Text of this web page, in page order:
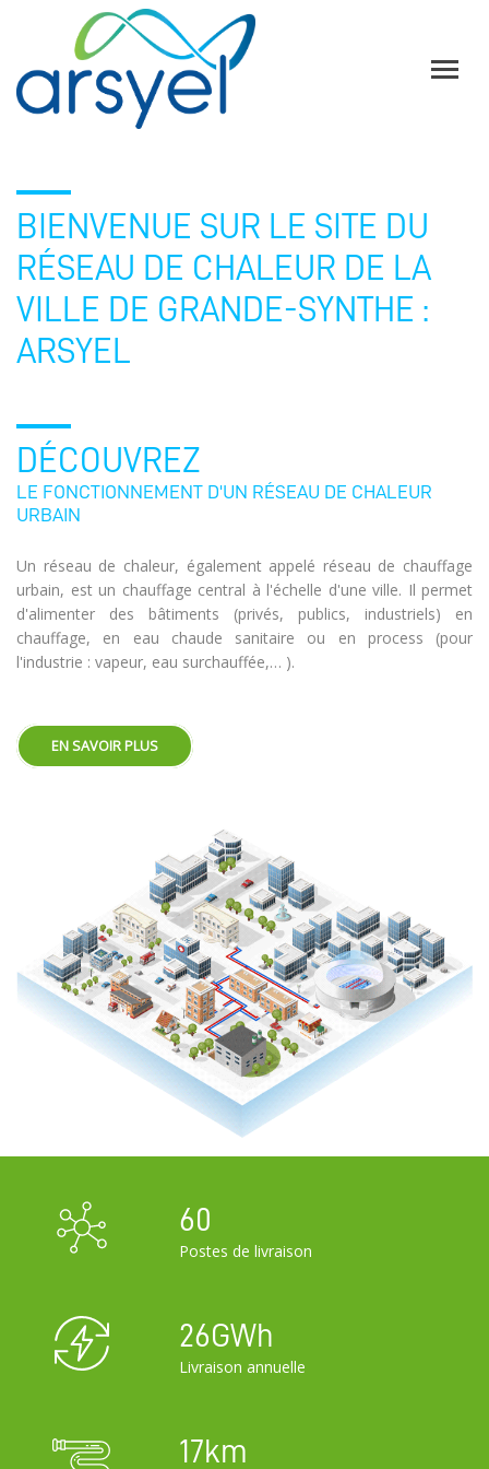
BIENVENUE SUR LE SITE DU
RÉSEAU DE CHALEUR DE LA
VILLE DE GRANDE-SYNTHE :
ARSYEL
DÉCOUVREZ
LE FONCTIONNEMENT D'UN RÉSEAU DE CHALEUR
URBAIN
Un réseau de chaleur, également appelé réseau de chauffage
urbain, est un chauffage central à l'échelle d'une ville. Il permet
d'alimenter des bâtiments (privés, publics, industriels) en
chauffage, en eau chaude sanitaire ou en process (pour
l'industrie : vapeur, eau surchauffée,… ).
EN SAVOIR PLUS
60
Postes de livraison
26GWh
Livraison annuelle
17km